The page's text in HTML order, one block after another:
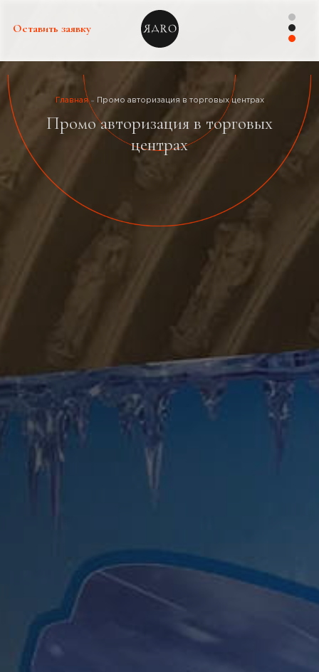
Оставить заявку
Главная Промо авторизация в торговых центрах
Промо авторизация в торговых
центрах